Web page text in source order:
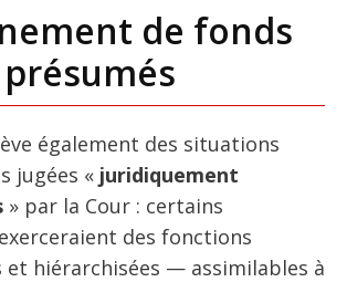
de fonds
également des situations
jugées « juridiquement
» par la Cour : certains
des fonctions
et hiérarchisées — assimilables à